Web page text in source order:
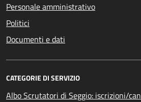
Personale amministrativo
Politici
Documenti e dati
CATEGORIE DI SERVIZIO
Albo Scrutatori di Seggio: iscrizioni/